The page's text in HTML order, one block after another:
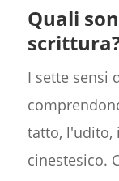
Quali
I sette sensi
tatto, l'udito,
cinestesico.